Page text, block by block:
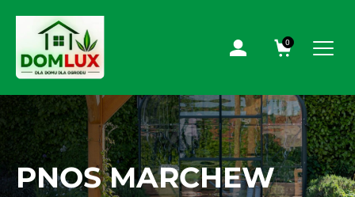
0
PNOS MARCHEW